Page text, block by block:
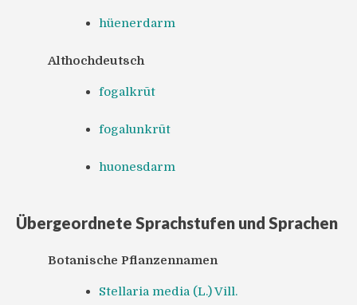
hüenerdarm
Althochdeutsch
fogalkrūt
fogalunkrūt
huonesdarm
Übergeordnete Sprachstufen und Sprachen
Botanische Pflanzennamen
Stellaria media (L.) Vill.